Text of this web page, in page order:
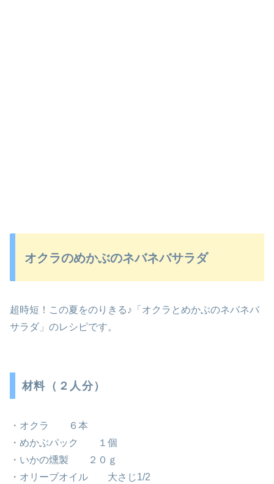
オクラのめかぶのネバネバサラダ
超時短！この夏をのりきる♪「オクラとめかぶのネバネバ
サラダ」のレシピです。
材料（２人分）
・オクラ ６本
・めかぶパック １個
・いかの燻製 ２０ｇ
・オリーブオイル 大さじ1/2